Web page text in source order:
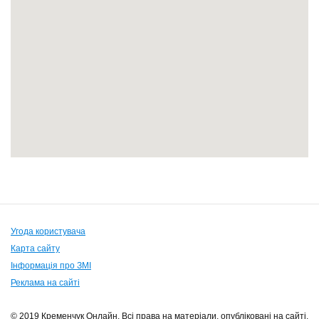
Угода користувача
Карта сайту
Інформація про ЗМІ
Реклама на сайті
© 2019 Кременчук Онлайн. Всі права на матеріали, опубліковані на сайті,